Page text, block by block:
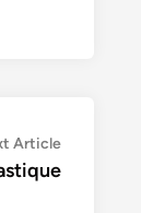
ArticleNext
article: